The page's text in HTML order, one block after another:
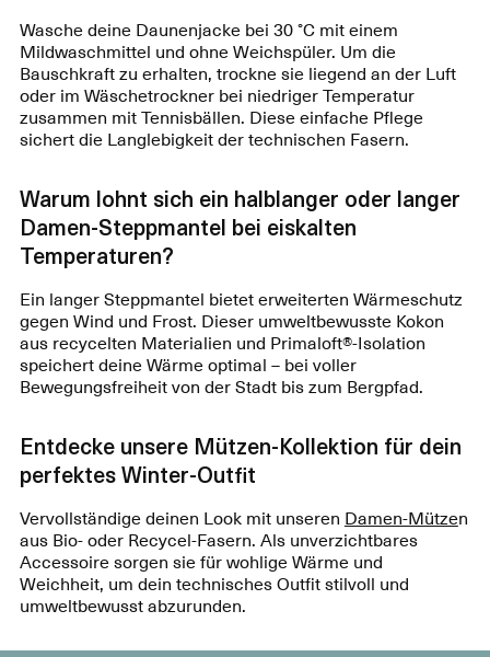
Wasche deine Daunenjacke bei 30 °C mit einem
Mildwaschmittel und ohne Weichspüler. Um die
Bauschkraft zu erhalten, trockne sie liegend an der Luft
oder im Wäschetrockner bei niedriger Temperatur
zusammen mit Tennisbällen. Diese einfache Pflege
sichert die Langlebigkeit der technischen Fasern.
Warum lohnt sich ein halblanger oder langer
Damen-Steppmantel bei eiskalten
Temperaturen?
Ein langer Steppmantel bietet erweiterten Wärmeschutz
gegen Wind und Frost. Dieser umweltbewusste Kokon
aus recycelten Materialien und Primaloft®-Isolation
speichert deine Wärme optimal – bei voller
Bewegungsfreiheit von der Stadt bis zum Bergpfad.
Entdecke unsere Mützen-Kollektion für dein
perfektes Winter-Outfit
Vervollständige deinen Look mit unseren Damen-Mützen
aus Bio- oder Recycel-Fasern. Als unverzichtbares
Accessoire sorgen sie für wohlige Wärme und
Weichheit, um dein technisches Outfit stilvoll und
umweltbewusst abzurunden.